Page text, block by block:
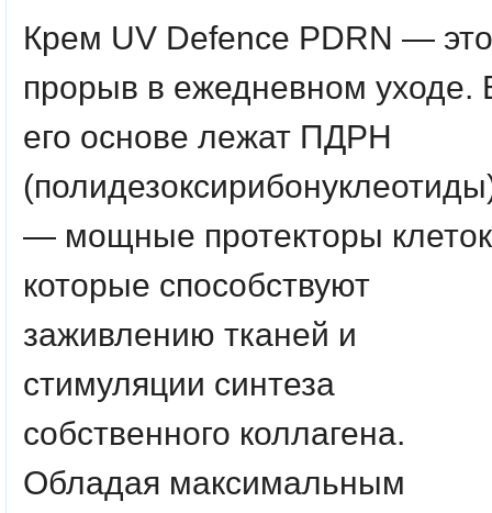
Крем UV Defence PDRN — это
прорыв в ежедневном уходе.
его основе лежат ПДРН
— мощные протекторы
которые способствуют
заживлению тканей и
стимуляции синтеза
собственного коллагена.
Обладая максимальным